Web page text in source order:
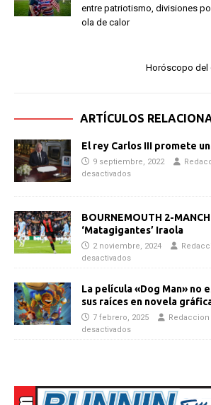
entre patriotismo, divisiones
ola de calor
Horóscopo del
ARTÍCULOS
El rey Carlos III promete
9 septiembre, 2022
desactivados
BOURNEMOUTH 2-
‘Matagigantes’ Iraola
2 noviembre, 2024
desactivados
La película «Dog Man» no
sus raíces en novela
7 febrero, 2025 Redaccion
desactivados